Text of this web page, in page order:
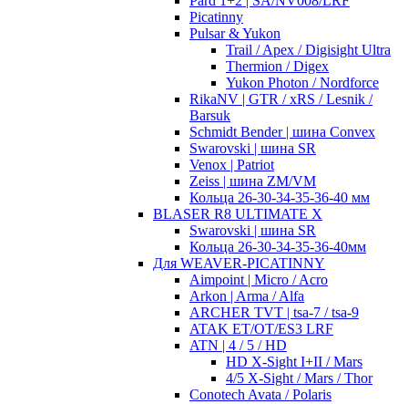
Picatinny
Pulsar & Yukon
Trail / Apex / Digisight Ultra
Thermion / Digex
Yukon Photon / Nordforce
RikaNV | GTR / xRS / Lesnik /
Barsuk
Schmidt Bender | шина Convex
Swarovski | шина SR
Venox | Patriot
Zeiss | шина ZM/VM
Кольца 26-30-34-35-36-40 мм
BLASER R8 ULTIMATE X
Swarovski | шина SR
Кольца 26-30-34-35-36-40мм
Для WEAVER-PICATINNY
Aimpoint | Micro / Acro
Arkon | Arma / Alfa
ARCHER TVT | tsa-7 / tsa-9
ATAK ET/OT/ES3 LRF
ATN | 4 / 5 / HD
HD X-Sight I+II / Mars
4/5 X-Sight / Mars / Thor
Conotech Avata / Polaris